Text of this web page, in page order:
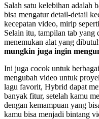
Salah satu kelebihan adalah
bisa mengatur detail-detail
kecepatan video, mirip
Selain itu, tampilan tab yang
menemukan alat yang
mungkin juga ingin
Ini juga cocok untuk
mengubah video untuk
lagu favorit, Hybrid dapat
banyak fitur, setelah kamu
dengan kemampuan yang
kamu bisa menjadi bintang